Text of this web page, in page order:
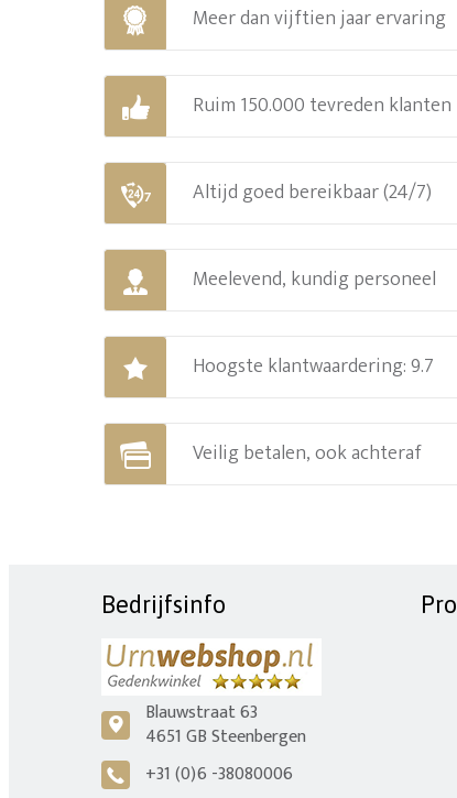
Meer dan vijftien jaar ervaring
Ruim 150.000 tevreden klanten
Altijd goed bereikbaar (24/7)
Meelevend, kundig personeel
Hoogste klantwaardering: 9.7
Veilig betalen, ook achteraf
Bedrijfsinfo
c
Blauwstraat 63
4651 GB Steenbergen
A +31 (0)6 -38080006